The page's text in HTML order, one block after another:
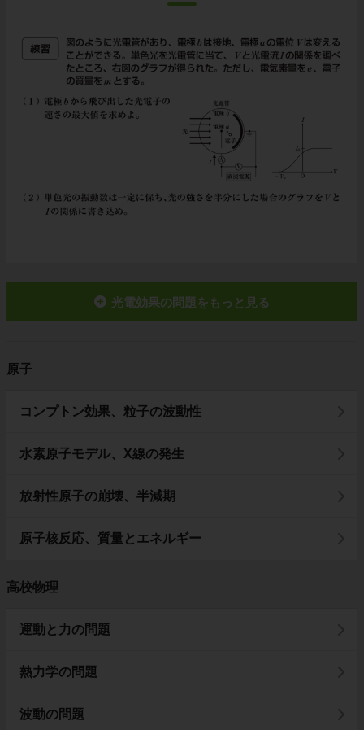
光電効果の問題をもっと見る
原子
コンプトン効果、粒子の波動性
水素原子モデル、X線の発生
放射性原子の崩壊、半減期
原子核反応、質量とエネルギー
高校物理
運動と力の問題
熱力学の問題
波動の問題